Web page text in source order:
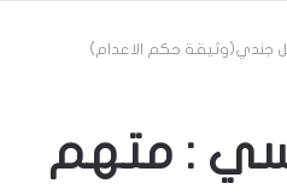
جندي(وثيقة حكم الاعدام)
: متهم